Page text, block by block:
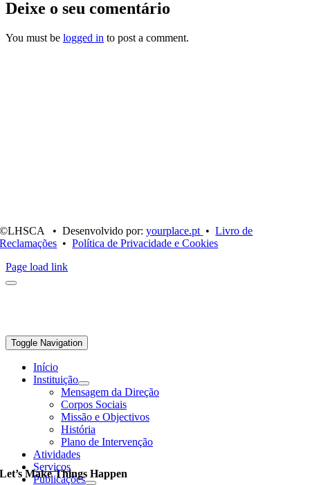
Toggle Navigation
Início
Instituição
Mensagem da Direção
Corpos Sociais
Missão e Objectivos
História
Plano de Intervenção
Atividades
Serviços
Publicações
Deixe o seu comentário
You must be logged in to post a comment.
©LHSCA • Desenvolvido por:yourplace.pt •Livro de
Reclamações •Política de Privacidade e Cookies
Page load link
Let’s Make Things Happen